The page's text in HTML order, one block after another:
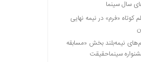
سال سینما
کوتاه «فرم» در نیمه نهایی
نیمه‌بلند بخش «مسابقه
سینماحقیقت